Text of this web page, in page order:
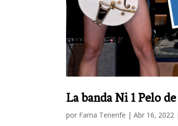
La banda Ni 1 Pelo
por Fama Tenerife |Abr 16, 2022 |